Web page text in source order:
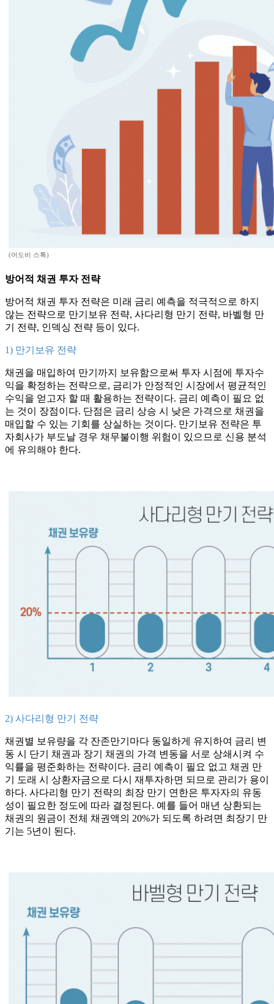
(어도비 스톡)
방어적 채권 투자 전략
방어적 채권 투자 전략은 미래 금리 예측을 적극적으로 하지
않는 전략으로 만기보유 전략, 사다리형 만기 전략, 바벨형 만
기 전략, 인덱싱 전략 등이 있다.
1) 만기보유 전략
채권을 매입하여 만기까지 보유함으로써 투자 시점에 투자수
익을 확정하는 전략으로, 금리가 안정적인 시장에서 평균적인
수익을 얻고자 할 때 활용하는 전략이다. 금리 예측이 필요 없
는 것이 장점이다. 단점은 금리 상승 시 낮은 가격으로 채권을
매입할 수 있는 기회를 상실하는 것이다. 만기보유 전략은 투
자회사가 부도날 경우 채무불이행 위험이 있으므로 신용 분석
에 유의해야 한다.
2) 사다리형 만기 전략
채권별 보유량을 각 잔존만기마다 동일하게 유지하여 금리 변
동 시 단기 채권과 장기 채권의 가격 변동을 서로 상쇄시켜 수
익률을 평준화하는 전략이다. 금리 예측이 필요 없고 채권 만
기 도래 시 상환자금으로 다시 재투자하면 되므로 관리가 용이
하다. 사다리형 만기 전략의 최장 만기 연한은 투자자의 유동
성이 필요한 정도에 따라 결정된다. 예를 들어 매년 상환되는
채권의 원금이 전체 채권액의 20%가 되도록 하려면 최장기 만
기는 5년이 된다.